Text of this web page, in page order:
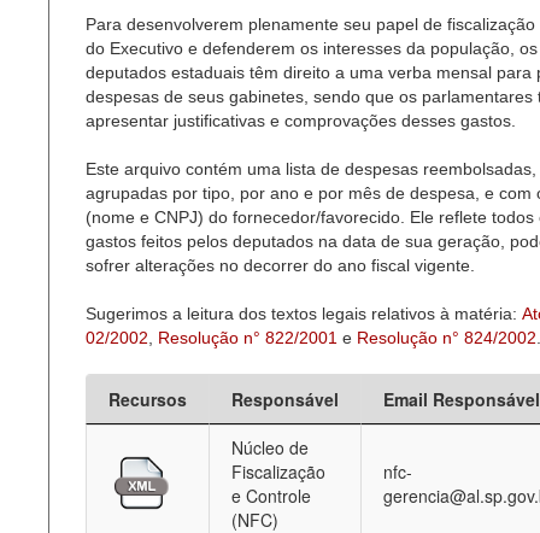
Para desenvolverem plenamente seu papel de fiscalização
do Executivo e defenderem os interesses da população, os
deputados estaduais têm direito a uma verba mensal para
despesas de seus gabinetes, sendo que os parlamentares
apresentar justificativas e comprovações desses gastos.
Este arquivo contém uma lista de despesas reembolsadas,
agrupadas por tipo, por ano e por mês de despesa, e com
(nome e CNPJ) do fornecedor/favorecido. Ele reflete todos
gastos feitos pelos deputados na data de sua geração,
sofrer alterações no decorrer do ano fiscal vigente.
Sugerimos a leitura dos textos legais relativos à matéria:
02/2002
Resolução n° 822/2001 e Resolução n° 824/2002
Recursos Responsável
Email Responsável
Núcleo de
Fiscalização
e Controle
(NFC)
nfc-